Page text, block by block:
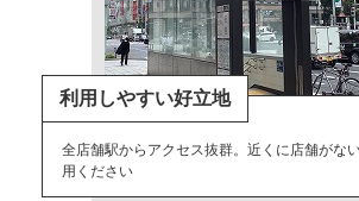
利用しやすい好立地
全店舗駅からアクセス抜群。近くに店舗がな
用ください